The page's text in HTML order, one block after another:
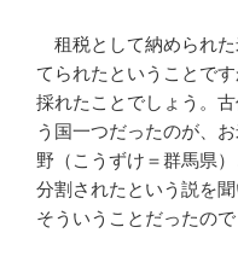
租税として納められた
てられたということで
採れたことでしょう。
う国一つだったのが、
野（こうずけ＝群馬県
分割されたという説を
そういうことだったので